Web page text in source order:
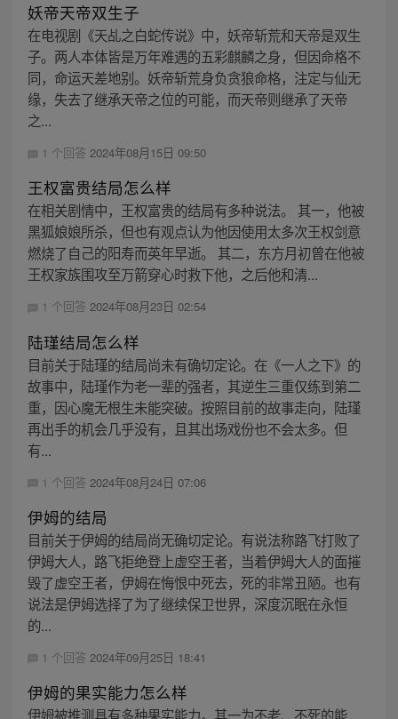
妖帝天帝双生子
在电视剧《天乩之白蛇传说》中，妖帝斩荒和天帝是双生
子。两人本体皆是万年难遇的五彩麒麟之身，但因命格不
同，命运天差地别。妖帝斩荒身负贪狼命格，注定与仙无
缘，失去了继承天帝之位的可能，而天帝则继承了天帝
之...
1 个回答 2024年08月15日 09:50
王权富贵结局怎么样
在相关剧情中，王权富贵的结局有多种说法。 其一，他被
黑狐娘娘所杀，但也有观点认为他因使用太多次王权剑意
燃烧了自己的阳寿而英年早逝。 其二，东方月初曾在他被
王权家族围攻至万箭穿心时救下他，之后他和清...
1 个回答 2024年08月23日 02:54
陆瑾结局怎么样
目前关于陆瑾的结局尚未有确切定论。在《一人之下》的
故事中，陆瑾作为老一辈的强者，其逆生三重仅练到第二
重，因心魔无根生未能突破。按照目前的故事走向，陆瑾
再出手的机会几乎没有，且其出场戏份也不会太多。但
有...
1 个回答 2024年08月24日 07:06
伊姆的结局
目前关于伊姆的结局尚无确切定论。有说法称路飞打败了
伊姆大人，路飞拒绝登上虚空王者，当着伊姆大人的面摧
毁了虚空王者，伊姆在悔恨中死去，死的非常丑陋。也有
说法是伊姆选择了为了继续保卫世界，深度沉眠在永恒
的...
1 个回答 2024年09月25日 18:41
伊姆的果实能力怎么样
伊姆被推测具有多种果实能力。其一为不老、不死的能